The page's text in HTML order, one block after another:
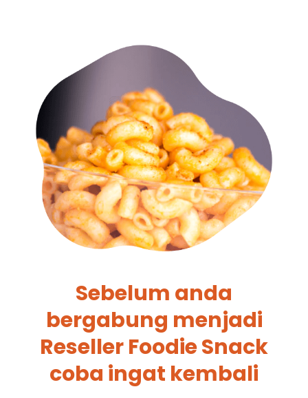
Sebelum anda
bergabung menjadi
Reseller Foodie Snack
coba ingat kembali